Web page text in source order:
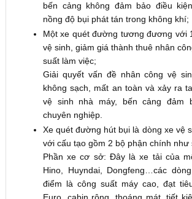
bến cảng không đảm bảo điều
nồng độ bụi phát tán trong không khí;
Một xe quét đường tương đương với
vệ sinh, giảm giá thành thuê nhân
suất làm việc;
Giải quyết vấn đề nhân công vệ
không sạch, mất an toàn và xảy ra
vệ sinh nhà máy, bến cảng đảm
chuyên nghiệp.
Xe quét đường hút bụi là dòng xe vệ
với cấu tạo gồm 2 bộ phận chính như
Phần xe cơ sở: Đây là xe tải của
Hino, Huyndai, Dongfeng…các
điểm là công suất máy cao, đạt